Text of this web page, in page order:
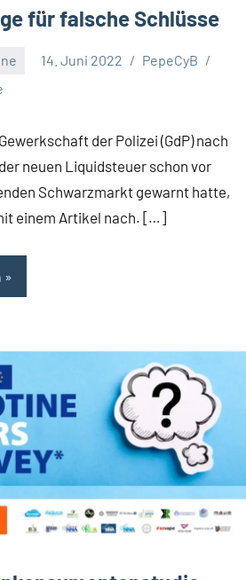
für falsche Schlüsse
14. Juni 2022
PepeCyB
der Polizei (GdP) nach
neuen Liquidsteuer schon vor
Schwarzmarkt gewarnt hatte,
einem Artikel nach. […]